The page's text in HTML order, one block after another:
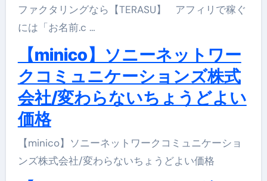
ファクタリングなら【TERASU】 アフィリで稼ぐ
には「お名前.c …
【minico】ソニーネットワー
クコミュニケーションズ株式
会社/変わらないちょうどよい
価格
【minico】ソニーネットワークコミュニケーショ
ンズ株式会社/変わらないちょうどよい価格